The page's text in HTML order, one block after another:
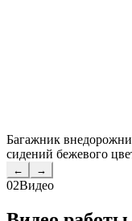
Багажник
сидений бежевого
← →
02Видео